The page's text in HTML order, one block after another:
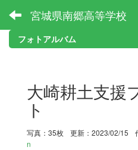
宮城県南郷高等学校
フォトアルバム
大崎耕土支援
ト
写真：35枚 更新：2023/02/15
n